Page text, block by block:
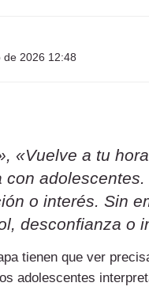
de 2026 12:48
«Vuelve a tu
o interés. Sin
desconfianza o
tienen que ver
adolescentes